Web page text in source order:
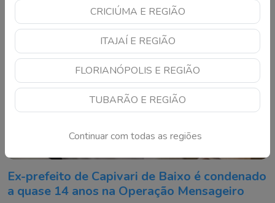
CRICIÚMA E REGIÃO
ITAJAÍ E REGIÃO
FLORIANÓPOLIS E REGIÃO
TUBARÃO E REGIÃO
Continuar com todas as regiões
Ex-prefeito de Capivari de Baixo é condenado
a quase 14 anos na Operação Mensageiro